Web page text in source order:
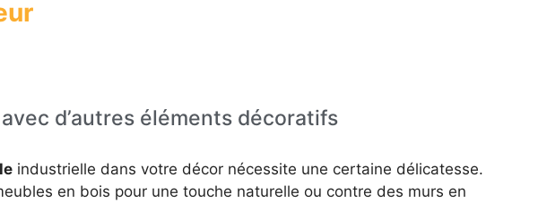
d’autres éléments décoratifs
industrielle dans votre décor nécessite une certaine délicatesse.
en bois pour une touche naturelle ou contre des murs en